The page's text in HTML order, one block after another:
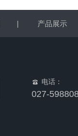
| 产品展示
电话：
027-